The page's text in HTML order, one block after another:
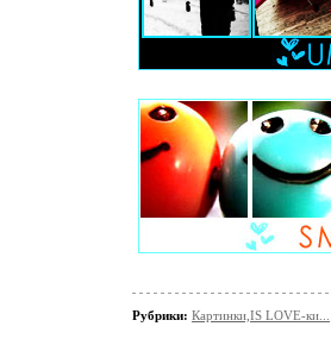
Рубрики: Картинки,IS LOVE-ки...